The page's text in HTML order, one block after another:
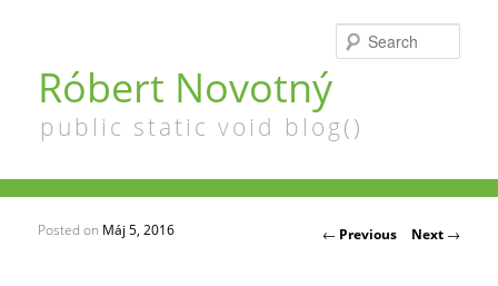
Róbert Novotný
public static void blog()
Post navigation
← Previous Next →
Posted on Máj 5, 2016